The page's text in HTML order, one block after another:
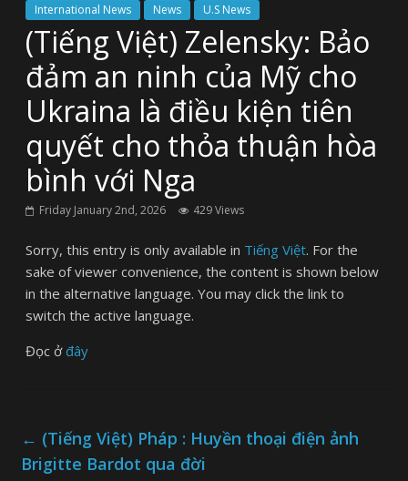
International News News U.S News
(Tiếng Việt) Zelensky: Bảo
đảm an ninh của Mỹ cho
Ukraina là điều kiện tiên
quyết cho thỏa thuận hòa
bình với Nga
Friday January 2nd, 2026 429 Views
Sorry, this entry is only available in Tiếng Việt. For the
sake of viewer convenience, the content is shown below
in the alternative language. You may click the link to
switch the active language.
Đọc ởđây
← (Tiếng Việt) Pháp : Huyền thoại điện ảnh
Brigitte Bardot qua đời